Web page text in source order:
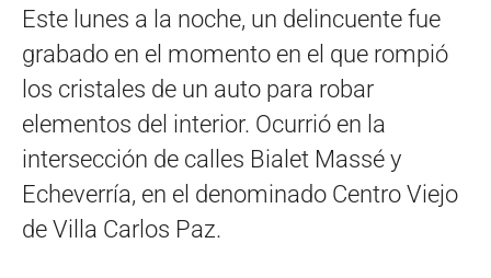
Este lunes a la noche, un delincuente fue
grabado en el momento en el que rompió
los cristales de un auto para robar
elementos del interior. Ocurrió en la
intersección de calles Bialet Massé y
Echeverría, en el denominado Centro Viejo
de Villa Carlos Paz.